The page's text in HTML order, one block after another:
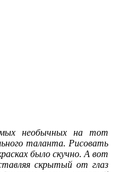
необычных на тот
таланта. Рисовать
было скучно. А вот
скрытый от глаз